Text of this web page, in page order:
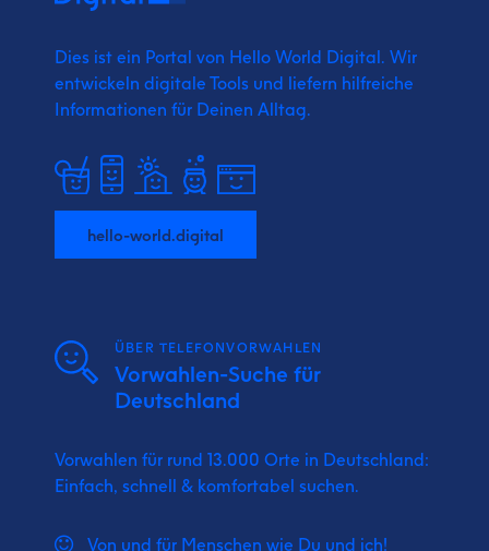
Dies ist ein Portal von Hello World Digital. Wir
entwickeln digitale Tools und liefern hilfreiche
Informationen für Deinen Alltag.
hello-world.digital
ÜBER TELEFONVORWAHLEN
Vorwahlen-Suche für
Deutschland
Vorwahlen für rund 13.000 Orte in Deutschland:
Einfach, schnell & komfortabel suchen.
Von und für Menschen wie Du und ich!